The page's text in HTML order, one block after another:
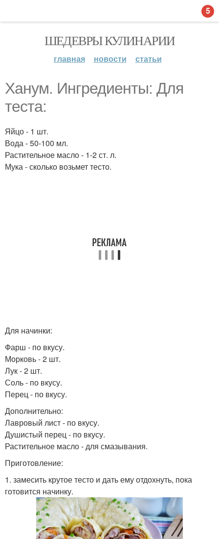
ШЕДЕВРЫ КУЛИНАРИИ
главная новости статьи
Ханум. Ингредиенты: Для
теста:
Яйцо - 1 шт.
Вода - 50-100 мл.
Растительное масло - 1-2 ст. л.
Мука - сколько возьмет тесто.
Для начинки:
Фарш - по вкусу.
Морковь - 2 шт.
Лук - 2 шт.
Соль - по вкусу.
Перец - по вкусу.
Дополнительно:
Лавровый лист - по вкусу.
Душистый перец - по вкусу.
Растительное масло - для смазывания.
Приготовление:
1. замесить крутое тесто и дать ему отдохнуть, пока
готовится начинку.
5